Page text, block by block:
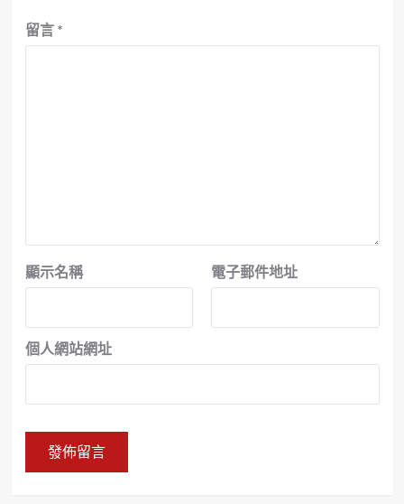
留言 *
顯示名稱 電子郵件地址
個人網站網址